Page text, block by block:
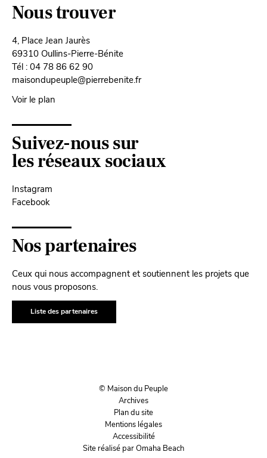
Nous trouver
4, Place Jean Jaurès
69310 Oullins-Pierre-Bénite
Tél : 04 78 86 62 90
maisondupeuple@pierrebenite.fr
Voir le plan
Suivez-nous sur
les réseaux sociaux
Instagram
Facebook
Nos partenaires
Ceux qui nous accompagnent et soutiennent les projets que
nous vous proposons.
Liste des partenaires
© Maison du Peuple
Archives
Plan du site
Mentions légales
Accessibilité
Site réalisé par Omaha Beach